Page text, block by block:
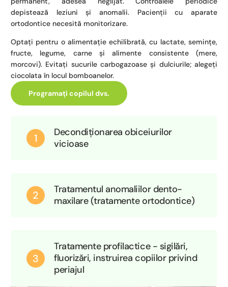
depistează leziuni și anomalii. Pacienții cu aparate
ortodontice necesită monitorizare.
Optați pentru o alimentație echilibrată, cu lactate, semințe,
fructe, legume, carne și alimente consistente (mere,
morcovi). Evitați sucurile carbogazoase și dulciurile; alegeți
ciocolata în locul bomboanelor.
Programați copilul dvs.
1
Decondiționarea obiceiurilor
vicioase
2
Tratamentul anomaliilor dento-
maxilare (tratamente ortodontice)
3
Tratamente profilactice - sigilări,
fluorizări, instruirea copiilor privind
periajul